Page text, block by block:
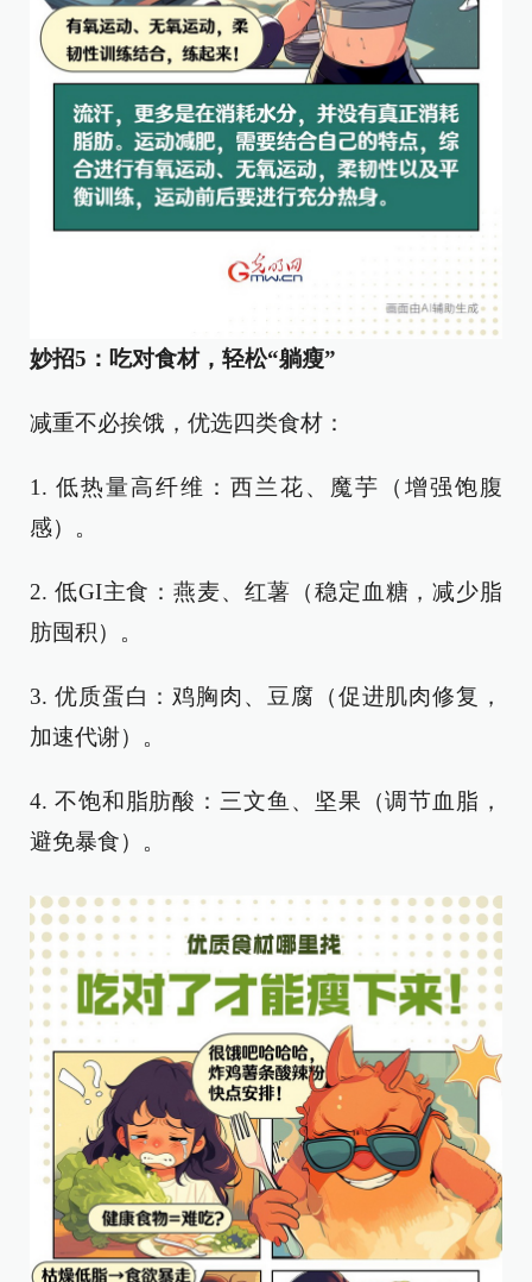
妙招5：吃对食材，轻松“躺瘦”
减重不必挨饿，优选四类食材：
1. 低热量高纤维：西兰花、魔芋（增强饱腹
感）。
2. 低GI主食：燕麦、红薯（稳定血糖，减少脂
肪囤积）。
3. 优质蛋白：鸡胸肉、豆腐（促进肌肉修复，
加速代谢）。
4. 不饱和脂肪酸：三文鱼、坚果（调节血脂，
避免暴食）。